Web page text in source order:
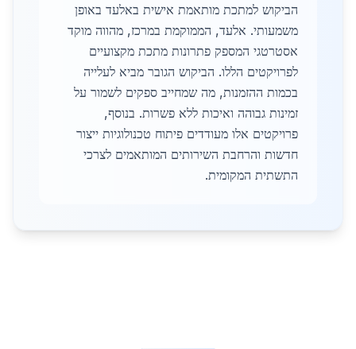
הביקוש למתכת מותאמת אישית באלעד באופן
משמעותי. אלעד, הממוקמת במרכז, מהווה מוקד
אסטרטגי המספק פתרונות מתכת מקצועיים
לפרויקטים הללו. הביקוש הגובר מביא לעלייה
בכמות ההזמנות, מה שמחייב ספקים לשמור על
זמינות גבוהה ואיכות ללא פשרות. בנוסף,
פרויקטים אלו מעודדים פיתוח טכנולוגיות ייצור
חדשות והרחבת השירותים המותאמים לצרכי
התשתית המקומית.